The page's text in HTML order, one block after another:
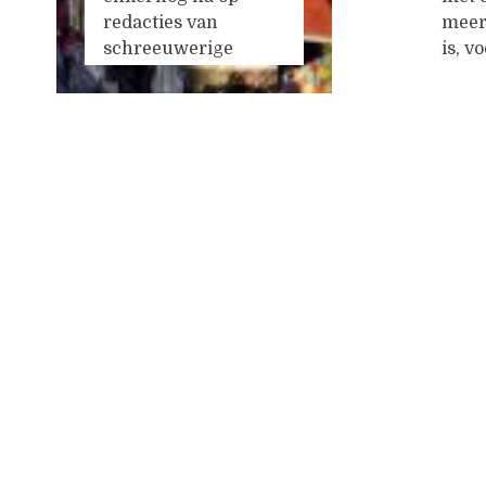
aantal taal- en
meningvaardige
medeburgers. Je
luistert...
redacties van
schreeuwerige
rechtse niche-
is,